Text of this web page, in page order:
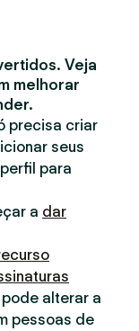
Veja
melhorar
precisa criar
seus
para
a dar
alterar a
pessoas de